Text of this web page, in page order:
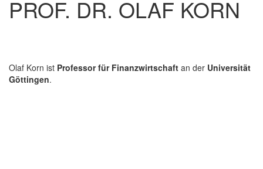
PROF. DR. OLAF KORN
Olaf Korn ist Professor für Finanzwirtschaft an der Universität
Göttingen.